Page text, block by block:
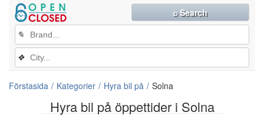
Hyra bil på öppettider i Solna
✎
❖
⌕ Search
Förstasida Kategorier Hyra bil på Solna